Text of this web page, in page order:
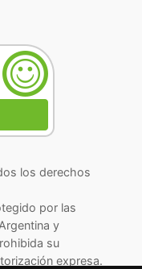
los derechos
por las
y
su
expresa.